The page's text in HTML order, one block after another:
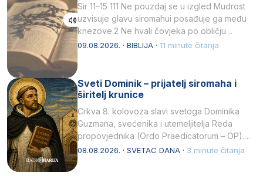
Sir 11–15 111 Ne pouzdaj se u izgled Mudrost
uzvisuje glavu siromahui posađuje ga među
knezove.2 Ne hvali čovjeka po obličju
njegovui…
09.08.2026. · BIBLIJA · 11 minute čitanja
Sveti Dominik – prijatelj siromaha i
širitelj krunice
Crkva 8. kolovoza slavi svetoga Dominika
Guzmana, svećenika i utemeljitelja Reda
propovjednika (Ordo Praedicatorum – OP).
Svojim životom, dubokom ljubavlju prema
08.08.2026. · SVETAC DANA · 3 minute čitanja